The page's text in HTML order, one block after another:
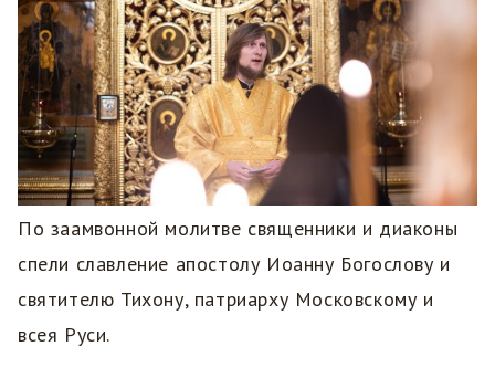
По заамвонной молитве священники и диаконы
спели славление апостолу Иоанну Богослову и
святителю Тихону, патриарху Московскому и
всея Руси.